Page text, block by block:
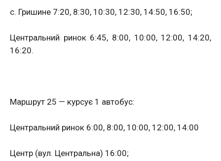
с. Гришине 7:20, 8:30, 10:30, 12:30, 14:50, 16:50;
Центральний ринок 6:45, 8:00, 10:00, 12:00, 14:20,
16:20.
Маршрут 25 — курсує 1 автобус:
Центральний ринок 6:00, 8:00, 10:00, 12:00, 14:00
Центр (вул. Центральна) 16:00;